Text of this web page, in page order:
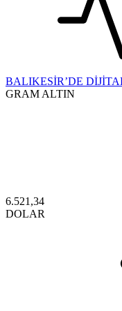
BALIKESİR’DE
GRAM ALTIN
6.521,34
DOLAR